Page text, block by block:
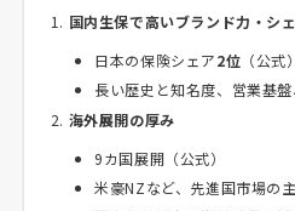
国内生保で高いブランド力・シ
日本の保険シェア2位 （公式）
長い歴史と知名度、営業基盤
海外展開の厚み
9カ国展開（公式）
米豪NZなど、先進国市場の